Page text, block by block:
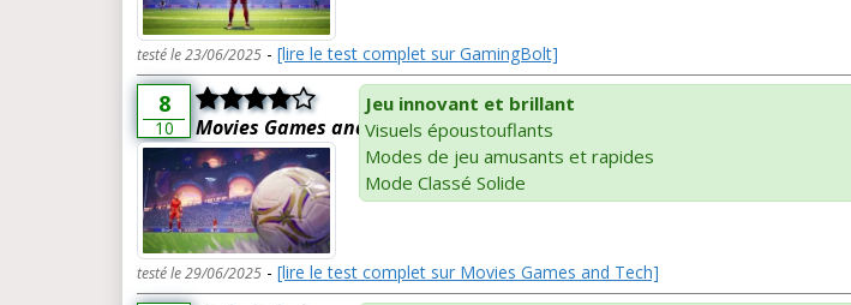
testé le 23/06/2025 - [lire le test complet sur GamingBolt]
8
10 Movies Games and Tech
Jeu innovant et brillant
Visuels époustouflants
Modes de jeu amusants et rapides
Mode Classé Solide
testé le 29/06/2025 - [lire le test complet sur Movies Games and Tech]